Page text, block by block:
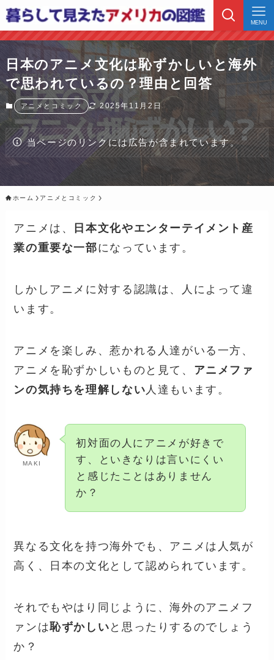
MENU
日本のアニメ文化は恥ずかしいと海外
で思われているの？理由と回答
アニメとコミック 2025年11月2日
当ページのリンクには広告が含まれています。
ホーム アニメとコミック
アニメは、
日本文化やエンターテイメント産
業の重要な一部になっています。
しかしアニメに対する認識は、人によって違
います。
アニメを楽しみ、惹かれる人達がいる一方、
アニメを恥ずかしいものと見て、 アニメファ
ンの気持ちを理解しない 人達もいます。
MAKI
初対面の人にアニメが好きで
す、といきなりは言いにくい
と感じたことはありません
か？
異なる文化を持つ海外でも、アニメは人気が
高く、日本の文化として認められています。
それでもやはり同じように、海外のアニメフ
ァンは恥ずかしい と思ったりするのでしょう
か？